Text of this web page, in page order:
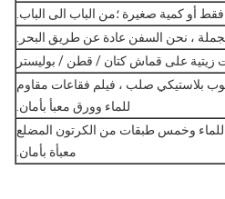
زيتية على قماش كتان / قطن / بوليستر
بلاستيكي صلب ، فيلم فقاعات مقاوم
للماء وورق معبأ بأمان.
للماء وخمس طبقات من الكرتون المضلع
معبأة بأمان.